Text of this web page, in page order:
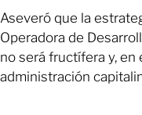
Aseveró que la
Operadora de
no será fructífera y, en
administración